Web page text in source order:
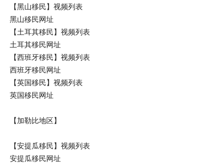
【黑山移民】视频列表
黑山移民网址
【土耳其移民】视频列表
土耳其移民网址
【西班牙移民】视频列表
西班牙移民网址
【英国移民】视频列表
英国移民网址
【加勒比地区】
【安提瓜移民】视频列表
安提瓜移民网址